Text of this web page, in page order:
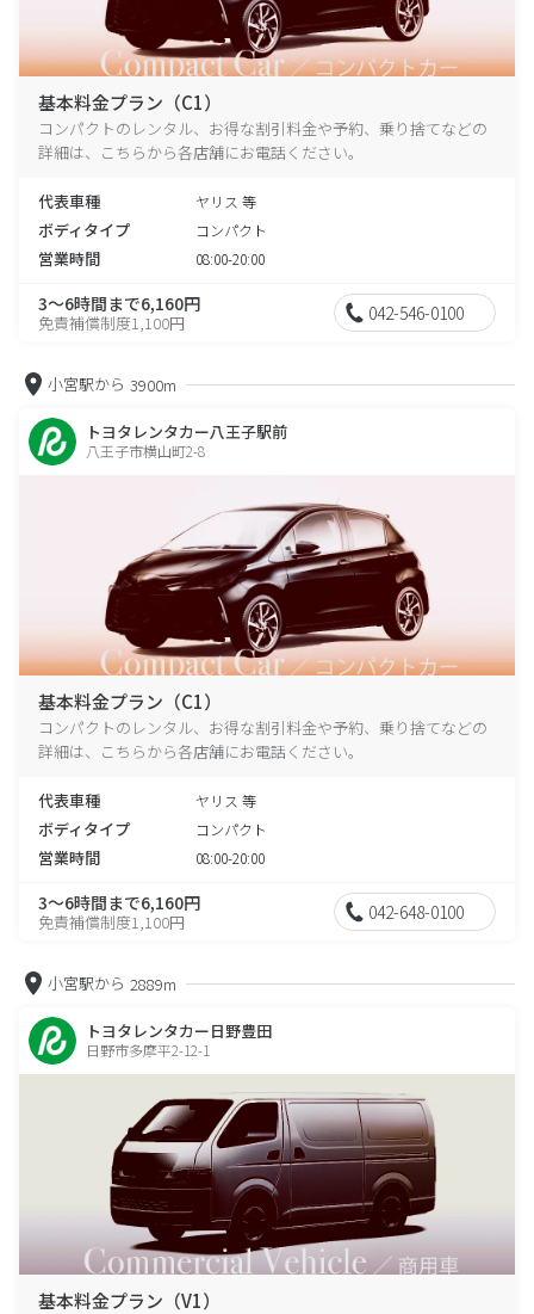
基本料金プラン（C1）
コンパクトのレンタル、お得な割引料金や予約、乗り捨てなどの
詳細は、こちらから各店舗にお電話ください。
代表車種 ヤリス 等
ボディタイプ コンパクト
営業時間 08:00-20:00
3～6時間まで6,160円
免責補償制度1,100円 042-546-0100
小宮駅から 3900m
トヨタレンタカー八王子駅前
八王子市横山町2-8
基本料金プラン（C1）
コンパクトのレンタル、お得な割引料金や予約、乗り捨てなどの
詳細は、こちらから各店舗にお電話ください。
代表車種 ヤリス 等
ボディタイプ コンパクト
営業時間 08:00-20:00
3～6時間まで6,160円
免責補償制度1,100円 042-648-0100
小宮駅から 2889m
トヨタレンタカー日野豊田
日野市多摩平2-12-1
基本料金プラン（V1）